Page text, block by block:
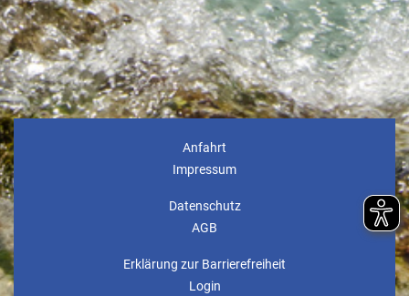
Anfahrt
Impressum
Datenschutz
AGB
Erklärung zur Barrierefreiheit
Login